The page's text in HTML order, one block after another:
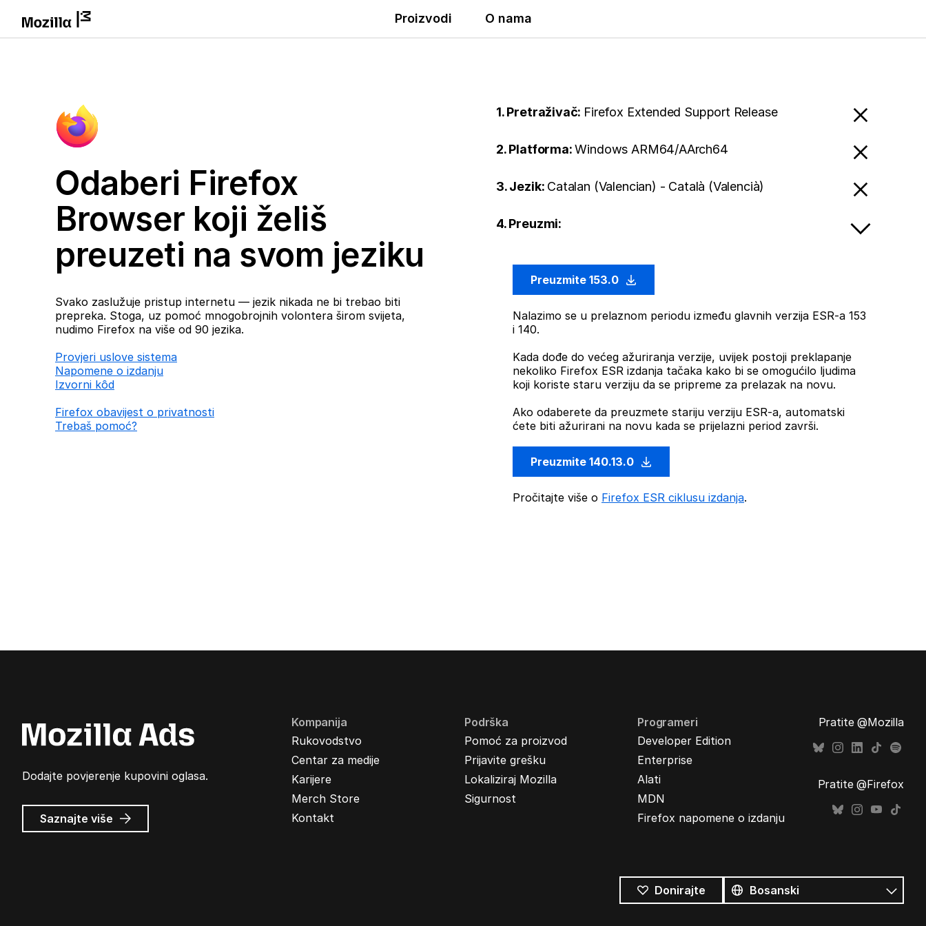
Proizvodi O nama
Odaberi Firefox
Browser koji želiš
preuzeti na svom jeziku
Svako zaslužuje pristup internetu — jezik nikada ne bi trebao biti
prepreka. Stoga, uz pomoć mnogobrojnih volontera širom svijeta,
nudimo Firefox na više od 90 jezika.
Provjeri uslove sistema
Napomene o izdanju
Izvorni kȏd
Firefox obavijest o privatnosti
Trebaš pomoć?
1. Pretraživač: Firefox Extended Support Release
2. Platforma:Windows ARM64/AArch64
3. Jezik: Catalan (Valencian) - Català (Valencià)
4. Preuzmi:
Preuzmite 153.0
Nalazimo se u prelaznom periodu između glavnih verzija ESR-a 153
i 140.
Kada dođe do većeg ažuriranja verzije, uvijek postoji preklapanje
nekoliko Firefox ESR izdanja tačaka kako bi se omogućilo ljudima
koji koriste staru verziju da se pripreme za prelazak na novu.
Ako odaberete da preuzmete stariju verziju ESR-a, automatski
ćete biti ažurirani na novu kada se prijelazni period završi.
Preuzmite 140.13.0
Pročitajte više o Firefox ESR ciklusu izdanja.
Dodajte povjerenje kupovini oglasa.
Saznajte više o
Mozilla
Kompanija
Rukovodstvo
Centar za medije
Karijere
Merch Store
Kontakt
Podrška
Pomoć za proizvod
Prijavite grešku
Lokaliziraj Mozilla
Sigurnost
Programeri
Developer Edition
Enterprise
Alati
MDN
Firefox napomene o izdanju
Pratite @Mozilla
Pratite @Firefox
Donirajte
jezici
Jezik